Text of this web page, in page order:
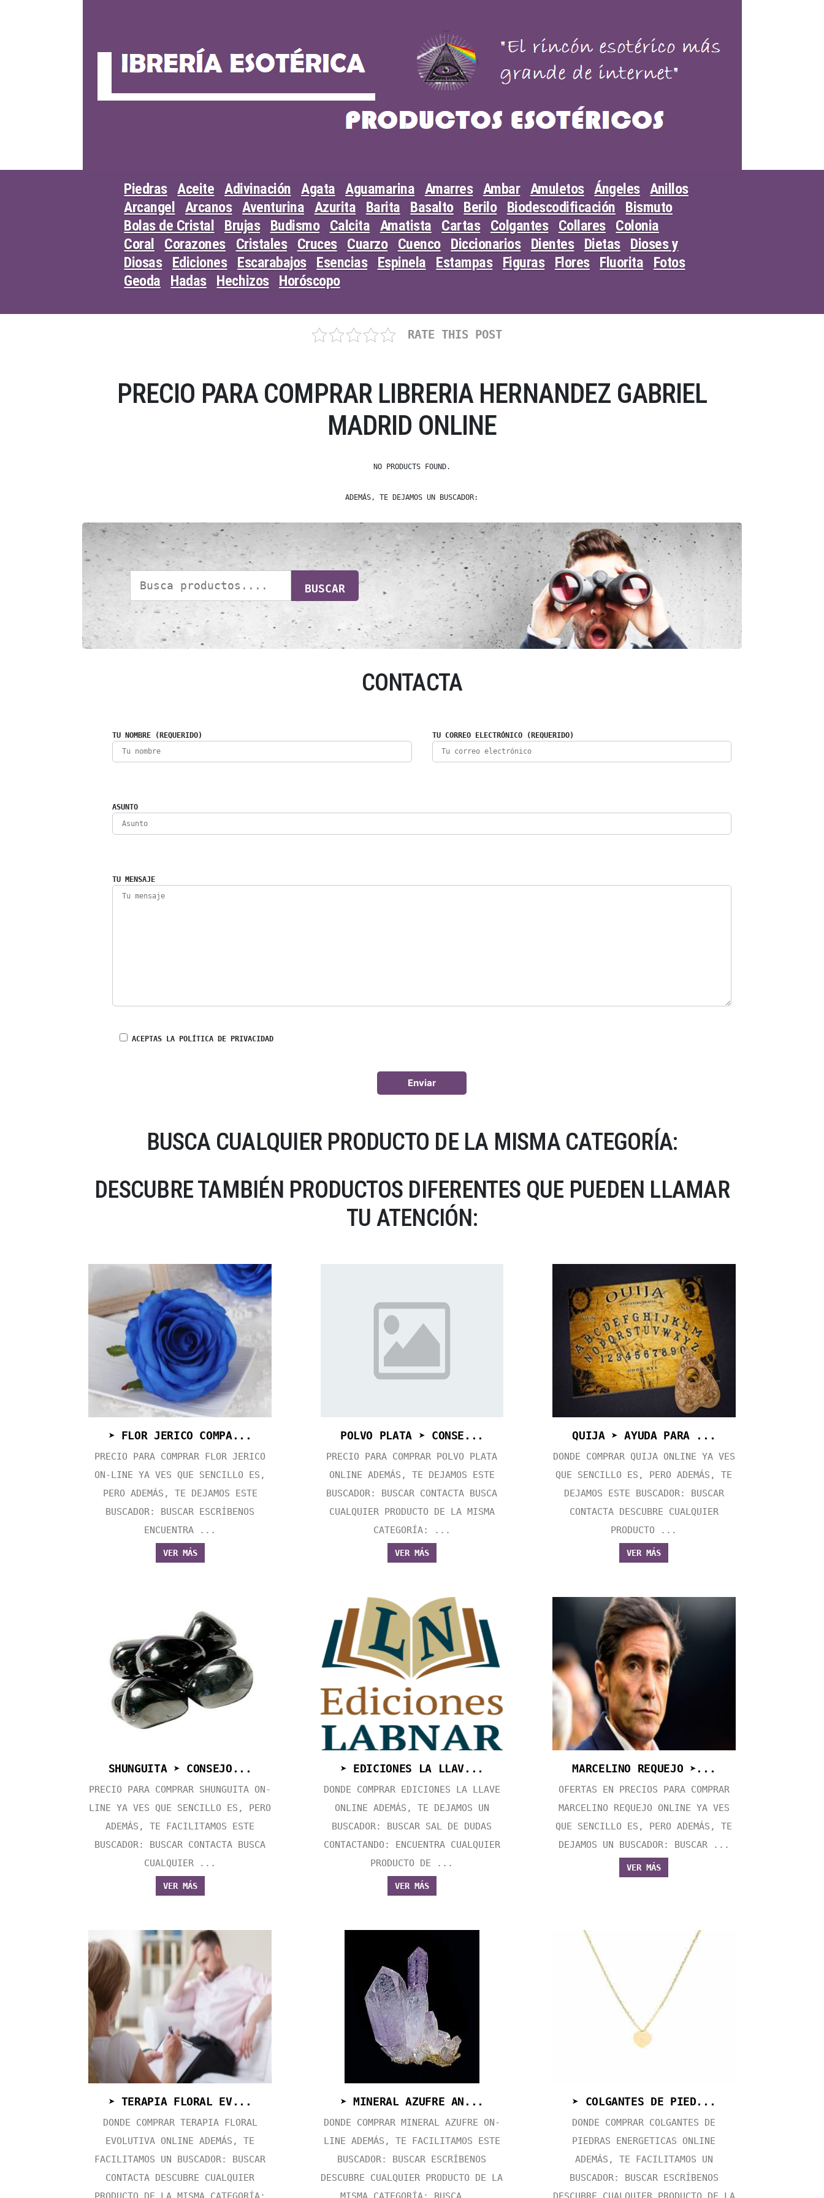
Piedras Aceite Adivinación Agata Aguamarina Amarres Ambar Amuletos Ángeles Anillos
Arcangel
Arcanos Aventurina Azurita Barita Basalto Berilo Biodescodificación
Bismuto
Bolas de Cristal
Brujas Budismo Calcita Amatista Cartas Colgantes Collares
Colonia
Coral
Corazones Cristales Cruces Cuarzo Cuenco Diccionarios Dientes Dietas
Dioses y
Diosas
Ediciones Escarabajos Esencias Espinela Estampas Figuras Flores Fluorita
Fotos
Geoda
Hadas Hechizos Horóscopo
RATE THIS POST
PRECIO PARA COMPRAR LIBRERIA HERNANDEZ GABRIEL
MADRID ONLINE
NO PRODUCTS FOUND.
ADEMÁS, TE DEJAMOS UN BUSCADOR:
BUSCAR
CONTACTA
TU NOMBRE (REQUERIDO) TU CORREO ELECTRÓNICO (REQUERIDO)
ASUNTO
TU MENSAJE
ACEPTAS LA POLÍTICA DE PRIVACIDAD
BUSCA CUALQUIER PRODUCTO DE LA MISMA CATEGORÍA:
DESCUBRE TAMBIÉN PRODUCTOS DIFERENTES QUE PUEDEN LLAMAR
TU ATENCIÓN:
➤ FLOR JERICO COMPA...
PRECIO PARA COMPRAR FLOR JERICO
ON-LINE YA VES QUE SENCILLO ES,
PERO ADEMÁS, TE DEJAMOS ESTE
BUSCADOR: BUSCAR ESCRÍBENOS
ENCUENTRA ...
VER MÁS
POLVO PLATA ➤ CONSE...
PRECIO PARA COMPRAR POLVO PLATA
ONLINE ADEMÁS, TE DEJAMOS ESTE
BUSCADOR: BUSCAR CONTACTA BUSCA
CUALQUIER PRODUCTO DE LA MISMA
CATEGORÍA: ...
VER MÁS
QUIJA ➤ AYUDA PARA ...
DONDE COMPRAR QUIJA ONLINE YA VES
QUE SENCILLO ES, PERO ADEMÁS, TE
DEJAMOS ESTE BUSCADOR: BUSCAR
CONTACTA DESCUBRE CUALQUIER
PRODUCTO ...
VER MÁS
SHUNGUITA ➤ CONSEJO...
PRECIO PARA COMPRAR SHUNGUITA ON-
LINE YA VES QUE SENCILLO ES, PERO
ADEMÁS, TE FACILITAMOS ESTE
BUSCADOR: BUSCAR CONTACTA BUSCA
CUALQUIER ...
VER MÁS
➤ EDICIONES LA LLAV...
DONDE COMPRAR EDICIONES LA LLAVE
ONLINE ADEMÁS, TE DEJAMOS UN
BUSCADOR: BUSCAR SAL DE DUDAS
CONTACTANDO: ENCUENTRA CUALQUIER
PRODUCTO DE ...
VER MÁS
MARCELINO REQUEJO ➤...
OFERTAS EN PRECIOS PARA COMPRAR
MARCELINO REQUEJO ONLINE YA VES
QUE SENCILLO ES, PERO ADEMÁS, TE
DEJAMOS UN BUSCADOR: BUSCAR ...
VER MÁS
➤ TERAPIA FLORAL EV...
DONDE COMPRAR TERAPIA FLORAL
EVOLUTIVA ONLINE ADEMÁS, TE
FACILITAMOS UN BUSCADOR: BUSCAR
CONTACTA DESCUBRE CUALQUIER
➤ MINERAL AZUFRE AN...
DONDE COMPRAR MINERAL AZUFRE ON-
LINE ADEMÁS, TE FACILITAMOS ESTE
BUSCADOR: BUSCAR ESCRÍBENOS
DESCUBRE CUALQUIER PRODUCTO DE LA
➤ COLGANTES DE PIED...
DONDE COMPRAR COLGANTES DE
PIEDRAS ENERGETICAS ONLINE
ADEMÁS, TE FACILITAMOS UN
BUSCADOR: BUSCAR ESCRÍBENOS